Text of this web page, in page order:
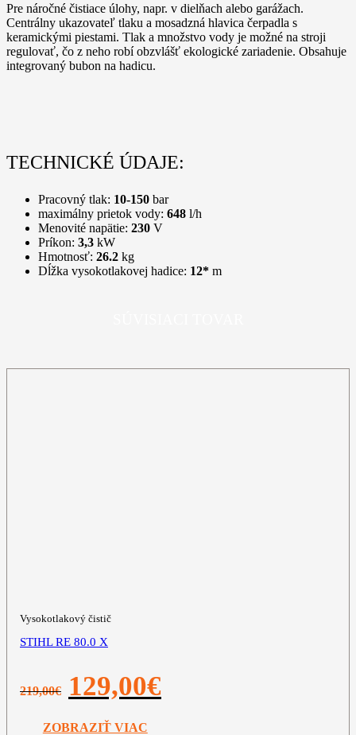
Pre náročné čistiace úlohy, napr. v dielňach alebo garážach.
Centrálny ukazovateľ tlaku a mosadzná hlavica čerpadla s
keramickými piestami. Tlak a množstvo vody je možné na stroji
regulovať, čo z neho robí obzvlášť ekologické zariadenie. Obsahuje
integrovaný bubon na hadicu.
TECHNICKÉ ÚDAJE:
Pracovný tlak: 10-150 bar
maximálny prietok vody: 648 l/h
Menovité napätie: 230 V
Príkon: 3,3 kW
Hmotnosť: 26.2 kg
Dĺžka vysokotlakovej hadice: 12* m
Vysokotlakový čistič
STIHL RE 80.0 X
219,00€
Pôvodná
cena
219,00€.
129,00€
ZOBRAZIŤ VIAC